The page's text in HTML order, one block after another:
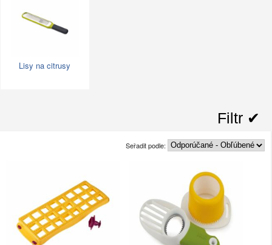
Lisy na citrusy
Filtr ✔︎
Seřadit podle: